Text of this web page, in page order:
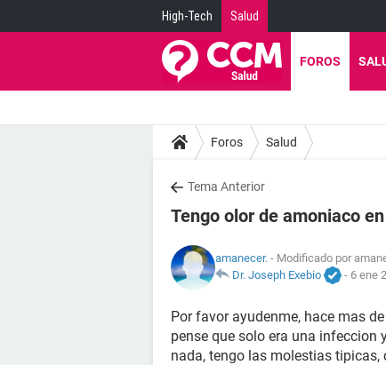
High-Tech Salud
FOROS
Foros Salud
Tema Anterior
Tengo olor de amoniaco
amanecer. - Modificado por
Dr. Joseph Exebio
- 6 ene
Por favor ayudenme, hace mas
pense que solo era una infeccion
nada, tengo las molestias tipicas,